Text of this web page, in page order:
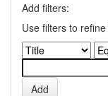
Add filters:
Use filters to